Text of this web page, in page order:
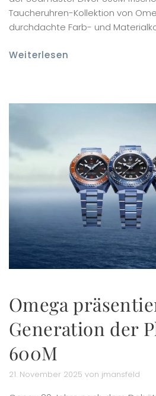
Taucheruhren-Kollektion von
durchdachte Farb- und
Weiterlesen
Omega
Generation der
600M
21. November 2025 von jmansfeld